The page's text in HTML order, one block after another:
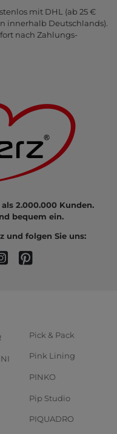
mit DHL (ab 25 €
inner­halb Deutsch­lands).
nach Zahlungs­
2.000.000 Kunden.
bequem ein.
und folgen Sie uns:
Pick & Pack
Pink Lining
PINKO
Pip Studio
PIQUADRO